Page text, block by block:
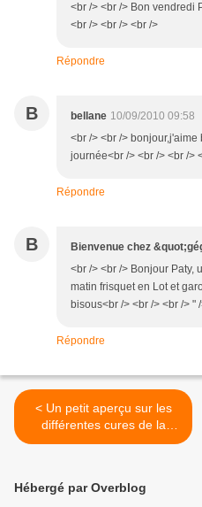
<br /> <br /> Bon vendredi
<br /> <br /> <br />
Répondre
B bellane 10/09/2010 09:58
<br /> <br />
journée<br /> <br /> <br />
Répondre
B Bienvenue chez
<br /> <br /> Bonjour Paty,
matin frisquet en Lot et
bisous<br /> <br /> <br /> "
Répondre
< Un petit aperçu sur les
différentes cures de la
rentrée
Hébergé par Overblog